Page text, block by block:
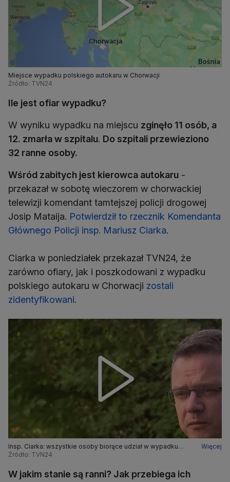
Miejsce wypadku polskiego autokaru w Chorwacji
Źródło: TVN24
Ile jest ofiar wypadku?
W wyniku wypadku na miejscu zginęło 11 osób, a
12. zmarła w szpitalu. Do szpitali przewieziono
32 ranne osoby.
Wśród zabitych jest kierowca autokaru -
przekazał w sobotę wieczorem w chorwackiej
telewizji komendant tamtejszej policji drogowej
Josip Mataija. Potwierdził to rzecznik Komendanta
Głównego Policji insp. Mariusz Ciarka.
Ciarka w poniedziałek przekazał TVN24, że
zarówno ofiary, jak i poszkodowani z wypadku
polskiego autokaru w Chorwacji zostali
zidentyfikowani.
Insp. Ciarka: wszystkie osoby biorące udział w wypadku
autokaru w Chorwacji zostały zidentyfikowane
Więcej
Źródło: TVN24
W jakim stanie są ranni? Jak przebiega ich